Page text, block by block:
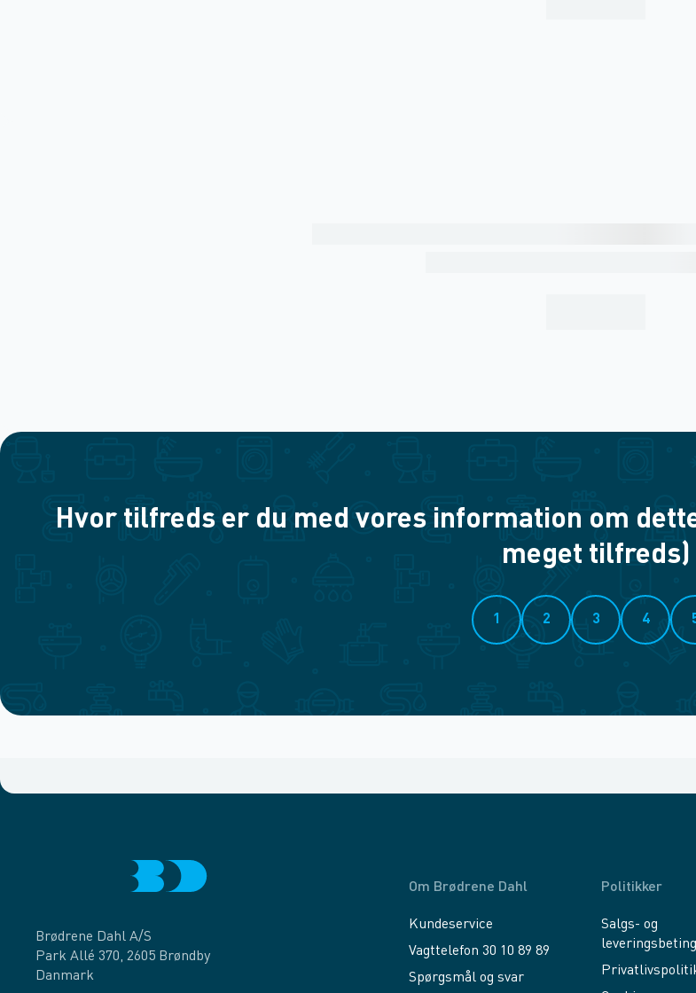
Hvor tilfreds er du med vores information om
meget tilfreds)
1 2 3 4
Brødrene Dahl A/S
Park Allé 370, 2605 Brøndby
Danmark
Om Brødrene Dahl
Kundeservice
Vagttelefon 30 10 89 89
Spørgsmål og svar
Politikker
Salgs- og